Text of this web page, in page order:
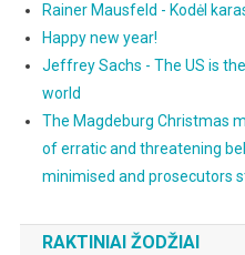
Rainer Mausfeld - Kodėl
Happy new year!
Jeffrey Sachs - The US is
world
The Magdeburg Christmas
of erratic and threatening
minimised and prosecutors
RAKTINIAI ŽODŽIAI